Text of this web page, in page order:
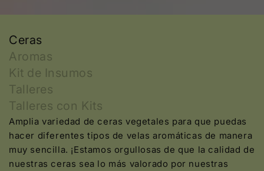
Ceras
Aromas
Kit de Insumos
Talleres
Talleres con Kits
Amplia variedad de ceras vegetales para que puedas
hacer diferentes tipos de velas aromáticas de manera
muy sencilla. ¡Estamos orgullosas de que la calidad de
nuestras ceras sea lo más valorado por nuestras